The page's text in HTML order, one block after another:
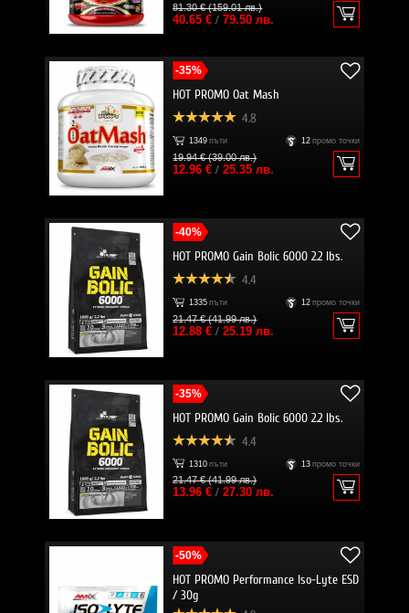
81.30 € (159.01 лв.)
40.65 €/ 79.50 лв.
-35%
HOT PROMO Oat Mash
4.8
1349 пъти 12 промо точки
19.94 € (39.00 лв.)
12.96 €/ 25.35 лв.
-40%
HOT PROMO Gain Bolic 6000 2.2 lbs.
4.4
1335 пъти 12 промо точки
21.47 € (41.99 лв.)
12.88 €/ 25.19 лв.
-35%
HOT PROMO Gain Bolic 6000 2.2 lbs.
4.4
1310 пъти 13 промо точки
21.47 € (41.99 лв.)
13.96 €/ 27.30 лв.
-50%
HOT PROMO Performance Iso-Lyte ESD
/ 30g